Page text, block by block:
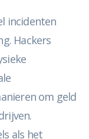
incidenten
Hackers
om geld
als het